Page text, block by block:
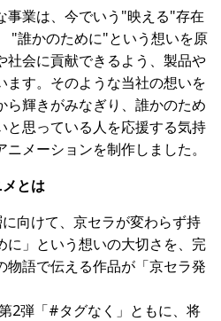
事業は、今でいう"映える"存在
"誰かのために"という想いを原
社会に貢献できるよう、製品や
ます。そのような当社の想いを
ら輝きがみなぎり、誰かのため
と思っている人を応援する気持
メーションを制作しました。
とは
向けて、京セラが変わらず持
に」という想いの大切さを、完
物語で伝える作品が「京セラ発
2弾「#タグなく」ともに、将